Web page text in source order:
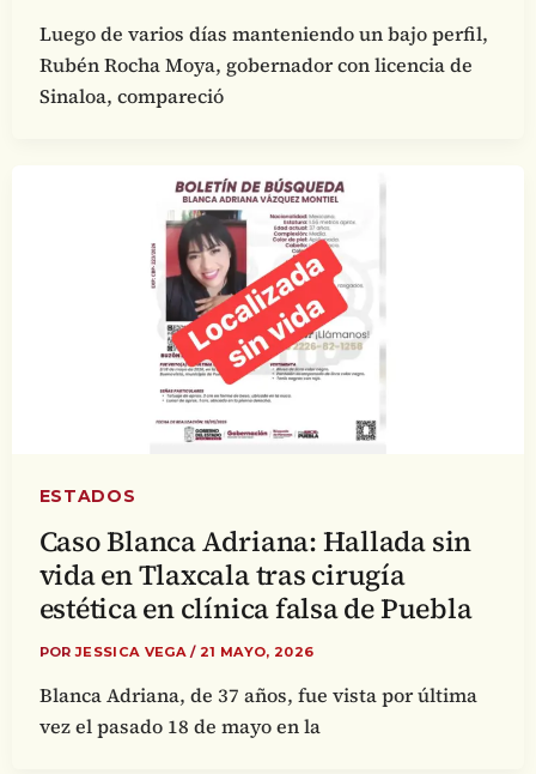
Luego de varios días manteniendo un bajo perfil,
Rubén Rocha Moya, gobernador con licencia de
Sinaloa, compareció
ESTADOS
Caso Blanca Adriana: Hallada sin
vida en Tlaxcala tras cirugía
estética en clínica falsa de Puebla
PORJESSICA VEGA/ 21 MAYO, 2026
Blanca Adriana, de 37 años, fue vista por última
vez el pasado 18 de mayo en la